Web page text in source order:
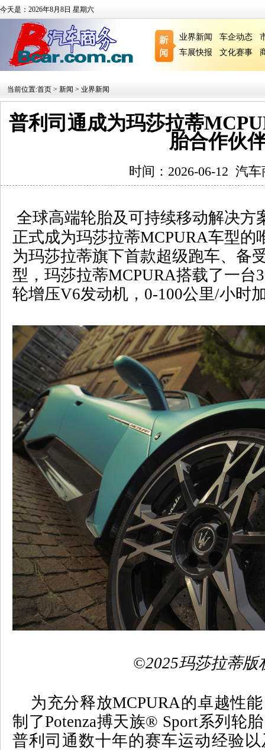
今天是：2026年8月8日 星期六
业界新闻 车企动态
车展快报
文化赛事
当前位置:首页 > 新闻 > 业界新闻
普利司通成为玛莎拉蒂
胎合作伙
时间：2026-06-12 汽车
全球高端轮胎及可持续移动解决方
正式成为玛莎拉蒂MCPURA车型的
为玛莎拉蒂旗下首款超级跑车、备
型，玛莎拉蒂MCPURA搭载了一台
轮增压V6发动机， 0-100公里/小时
©2025玛莎拉蒂版
为充分释放MCPURA的卓越性能
制了Potenza搏天族® Sport系列轮
普利司通数十年的赛车运动经验